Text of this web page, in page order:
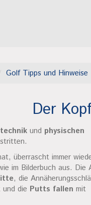
Golf Tipps und Hinweise
Der
und physischen
überrascht immer
im Bilderbuch aus. Die
, die
die Putts fallen mit